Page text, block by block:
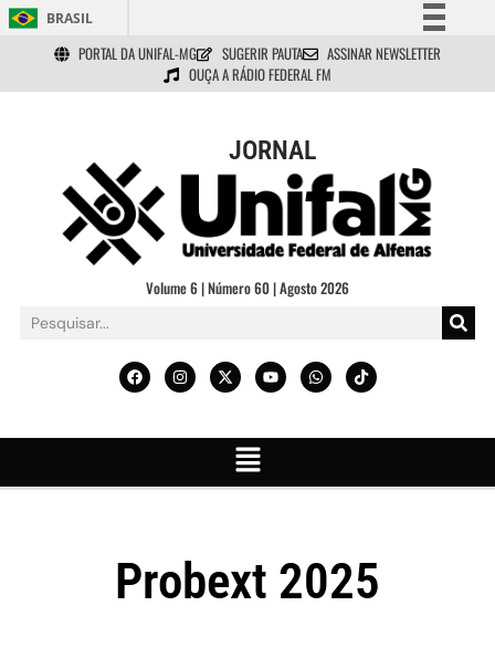
BRASIL
Simplifique!
Comunica BR
Acesso à informação
Legislação
Canais
PORTAL DA UNIFAL-MG SUGERIR PAUTA
ASSINAR NEWSLETTER
OUÇA A RÁDIO FEDERAL FM
JORNAL
Volume 6 | Número 60 | Agosto 2026
Probext 2025